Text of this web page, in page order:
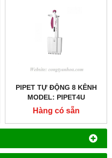
PIPET TỰ ĐỘNG 8 KÊNH
MODEL: PIPET4U
Hàng có sẵn